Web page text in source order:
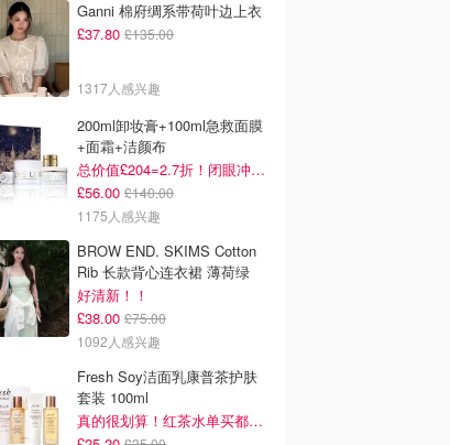
大家都在抢
Alexander McQueen 厚底小白
鞋
£121.50 £450.00
Ganni 棉府绸系带荷叶边上衣
£37.80 £135.00